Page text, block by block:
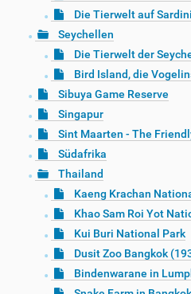
Die Tierwelt auf
Seychellen
Die Tierwelt der
Bird Island, die
Sibuya Game Reserve
Singapur
Sint Maarten - The
Südafrika
Thailand
Kaeng Krachan
Khao Sam Roi Yot
Kui Buri National Park
Dusit Zoo Bangkok
Bindenwarane in